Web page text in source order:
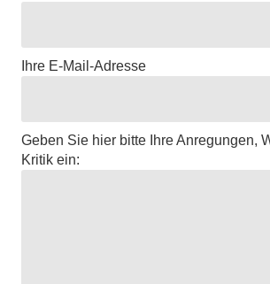
Ihre E-Mail-Adresse
Geben Sie hier bitte Ihre Anregungen,
Kritik ein: